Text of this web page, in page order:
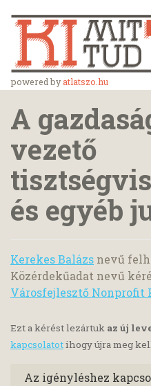
powered byatlatszo.hu
A
vezető
és egyéb
Kerekes Balázs nevű
Közérdekűadat nevű
Városfejlesztő Nonprofit
Ezt a kérést lezártuk az új
kapcsolatotihogy újra meg
Az igényléshez